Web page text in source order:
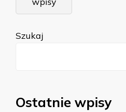
wpisach
Szukaj
Ostatnie wpisy